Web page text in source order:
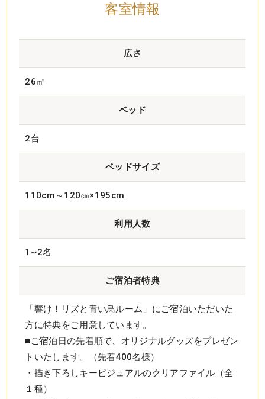
客室情報
広さ
26㎡
ベッド
2台
ベッドサイズ
110cm～120㎝×195cm
利用人数
1~2名
ご宿泊者特典
「響け！リズと青い鳥ルーム」にご宿泊いただいた
方に特典をご用意しています。
■ご宿泊日の先着順で、オリジナルグッズをプレゼン
トいたします。（先着400名様）
・描き下ろしキービジュアルのクリアファイル（全
１種）